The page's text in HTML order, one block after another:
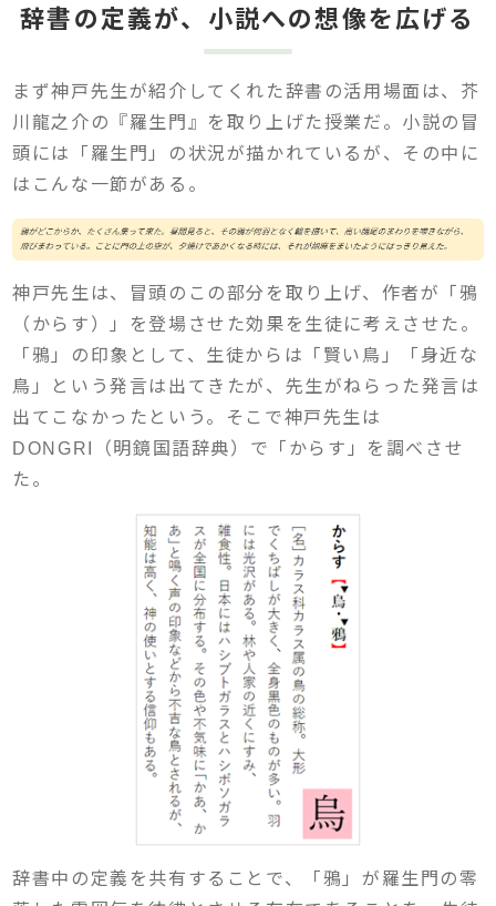
辞書の定義が、小説への想像を広げる
まず神戸先生が紹介してくれた辞書の活用場面は、芥
川龍之介の『羅生門』を取り上げた授業だ。小説の冒
頭には「羅生門」の状況が描かれているが、その中に
はこんな一節がある。
神戸先生は、冒頭のこの部分を取り上げ、作者が「鴉
（からす）」を登場させた効果を生徒に考えさせた。
「鴉」の印象として、生徒からは「賢い鳥」「身近な
鳥」という発言は出てきたが、先生がねらった発言は
出てこなかったという。そこで神戸先生は
DONGRI（明鏡国語辞典）で「からす」を調べさせ
た。
辞書中の定義を共有することで、「鴉」が羅生門の零